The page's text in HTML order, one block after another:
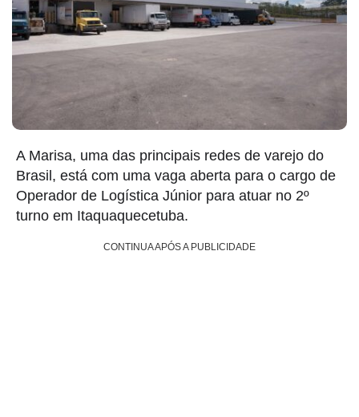
A Marisa, uma das principais redes de varejo do
Brasil, está com uma vaga aberta para o cargo de
Operador de Logística Júnior para atuar no 2º
turno em Itaquaquecetuba.
CONTINUA APÓS A PUBLICIDADE